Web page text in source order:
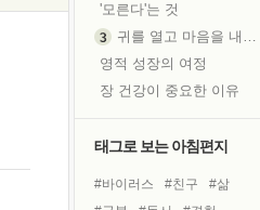
'모른다'는 것
귀를 열고 마음을 내어주고
영적 성장의 여정
장 건강이 중요한 이유
흙이 된 몸으로 출근하는 여자
태그로 보는 아침편지
#바이러스 #친구
#삶